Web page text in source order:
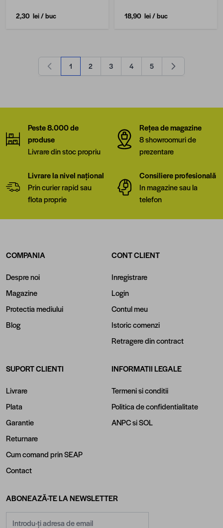
2,30 lei/ buc 18,90 lei/ buc
în acest moment citești pagina
1 Pagină
2 Pagină
3 Pagină
4 Pagină
5
Peste 8.000 de
produse
Livrare din stoc propriu
Rețea de magazine
8 showroomuri de
prezentare
Livrare la nivel național
Prin curier rapid sau
flota proprie
Consiliere profesională
In magazine sau la
telefon
COMPANIA
Despre noi
Magazine
Protectia mediului
Blog
CONT CLIENT
Inregistrare
Login
Contul meu
Istoric comenzi
Retragere din contract
SUPORT CLIENTI
Livrare
Plata
Garantie
Returnare
Cum comand prin SEAP
Contact
INFORMATII LEGALE
Termeni si conditii
Politica de confidentialitate
ANPCsiSOL
ABONEAZĂ-TE LA NEWSLETTER